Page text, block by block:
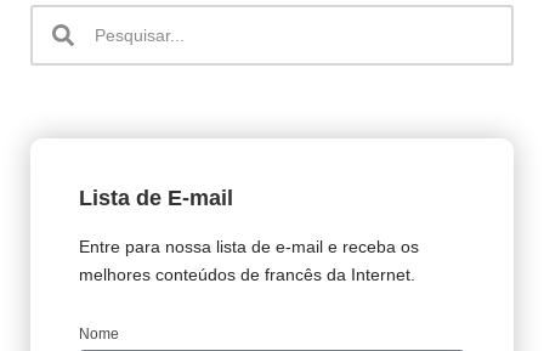
Lista de E-mail
Entre para nossa lista de e-mail e receba os
melhores conteúdos de francês da Internet.
Nome